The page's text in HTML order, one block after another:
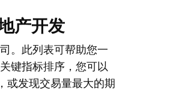
产开发
。此列表可帮助您一
键指标排序，您可以
或发现交易量最大的期